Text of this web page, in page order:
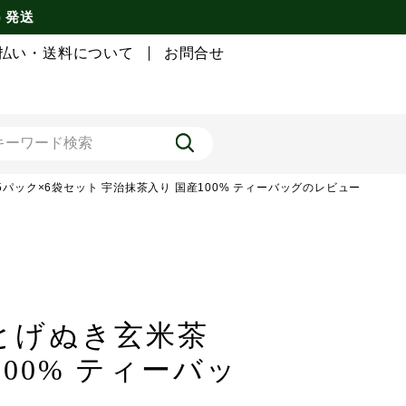
発送
い・送料について お問合せ
ック×6袋セット 宇治抹茶入り 国産100% ティーバッグのレビュー
げぬき玄米茶
ティーバッ